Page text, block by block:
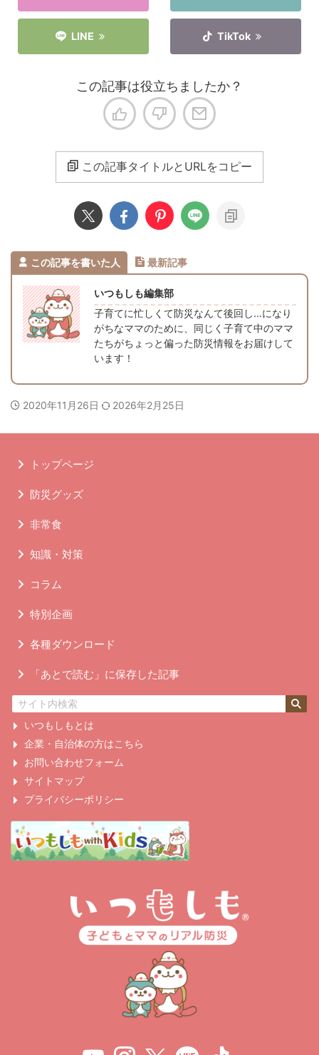
LINE TikTok
この記事は役立ちましたか？
この記事タイトルとURLをコピー
この記事を書いた人 最新記事
いつもしも編集部
子育てに忙しくて防災なんて後回し…になり
がちなママのために、同じく子育て中のママ
たちがちょっと偏った防災情報をお届けして
います！
2020年11月26日 2026年2月25日
トップページ
防災グッズ
非常食
知識・対策
コラム
特別企画
各種ダウンロード
「あとで読む」に保存した記事
いつもしもとは
企業・自治体の方はこちら
お問い合わせフォーム
サイトマップ
プライバシーポリシー